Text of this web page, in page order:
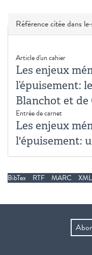
Masquer
Référence citée dans
Article d'un cahier
Les enjeux
l’épuisement:
Blanchot et de
Entrée de carnet
Les enjeux
l'épuisement:
BibTex RTF MARC XML